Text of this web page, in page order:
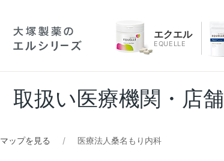
エクエル
EQUELLE
取扱い医療機関・店舗
マップを見る 医療法人桑名もり内科